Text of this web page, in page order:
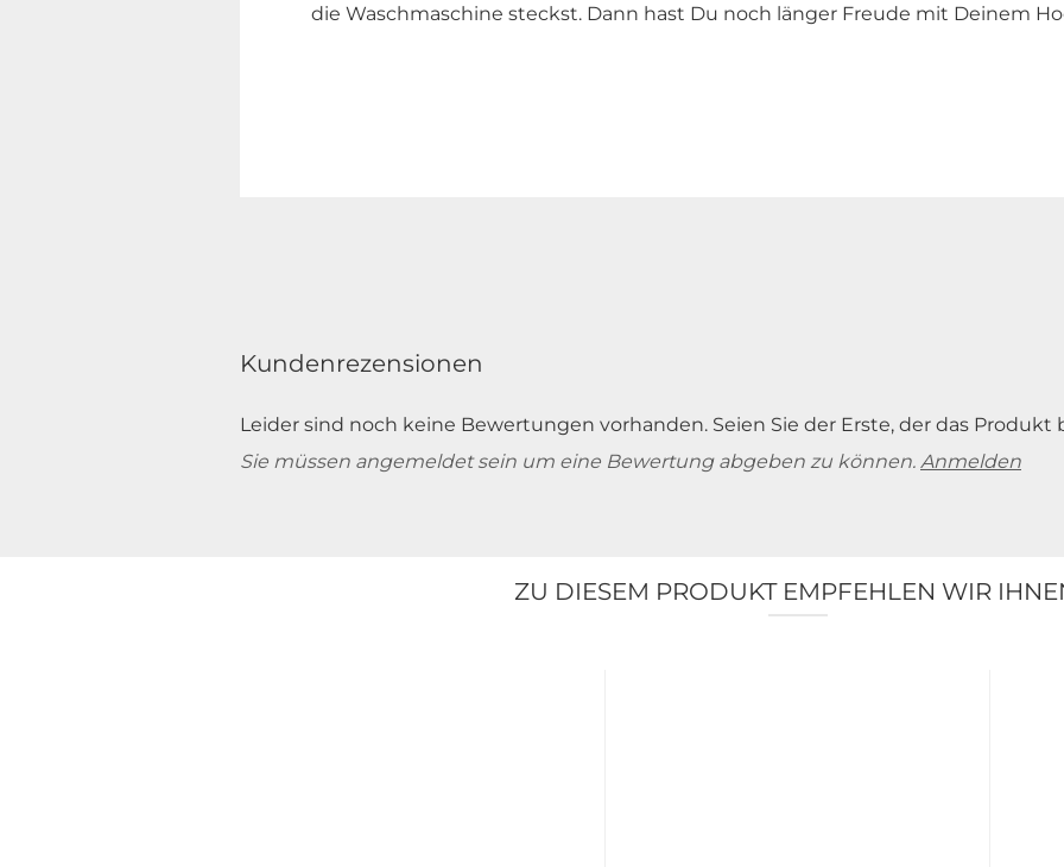
die Waschmaschine steckst. Dann hast Du noch länger Freude mit Deinem
Kundenrezensionen
Leider sind noch keine Bewertungen vorhanden. Seien Sie der Erste, der das Produkt
Sie müssen angemeldet sein um eine Bewertung abgeben zu können. Anmelden
ZU DIESEM PRODUKT EMPFEHLEN WIR